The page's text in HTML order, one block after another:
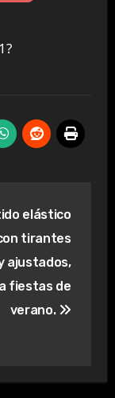
elástico
tirantes
ajustados,
fiestas de
verano.